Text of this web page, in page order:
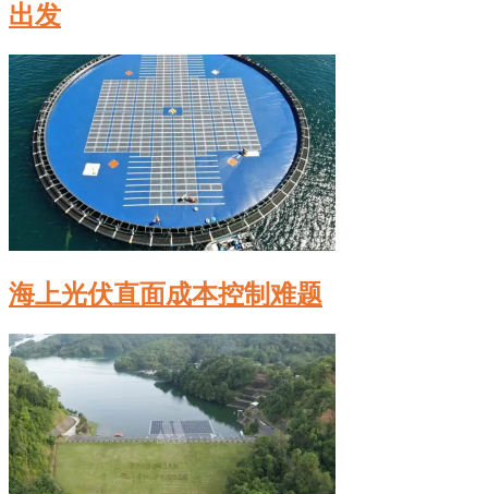
出发
海上光伏直面成本控制难题